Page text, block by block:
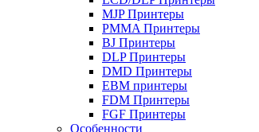
MJP Принтеры
PMMA Принтеры
BJ Принтеры
DLP Принтеры
DMD Принтеры
EBM принтеры
FDM Принтеры
FGF Принтеры
Особенности